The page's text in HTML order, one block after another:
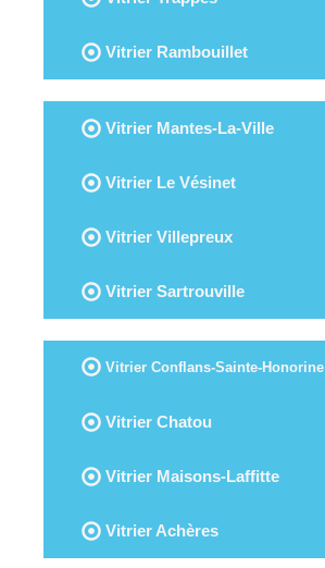
Vitrier Rambouillet
Vitrier Mantes-La-Ville
Vitrier Le Vésinet
Vitrier Villepreux
Vitrier Sartrouville
Vitrier Conflans-Sainte-Honorine
Vitrier Chatou
Vitrier Maisons-Laffitte
Vitrier Achères